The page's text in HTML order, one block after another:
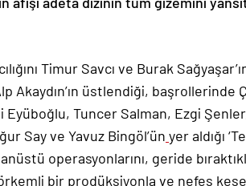
Timur Savcı ve Burak
Akaydın’ın üstlendiği, başrollerinde
Tuncer Salman, Ezgi
Say ve Yavuz Bingöl’ün yer aldığı
operasyonlarını, geride
bir prodüksiyonla ve nefes